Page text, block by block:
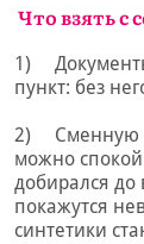
Что взять с
1)
пункт: без
2) Сменную
можно
добирался до
покажутся
синтетики